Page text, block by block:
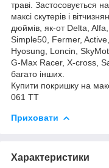
траві. Застосовується
максі скутерів і
дюймів, як-от Delta,
Simple50, Fermer,
Hyosung, Loncin,
G-Max Racer, X-cross,
багато інших.
Купити покришку на
061 TT
Приховати
Характеристики